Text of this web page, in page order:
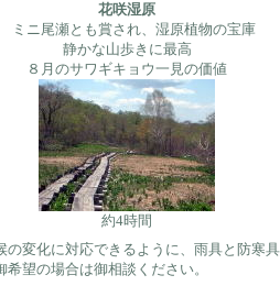
花咲湿原
ミニ尾瀬とも賞され、湿原植物の宝庫
静かな山歩きに最高
８月のサワギキョウ一見の価値
約4時間
の変化に対応できるように、雨具と防寒
希望の場合は御相談ください。